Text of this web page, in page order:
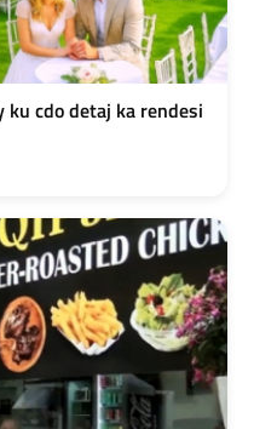
ku cdo detaj ka rendesi